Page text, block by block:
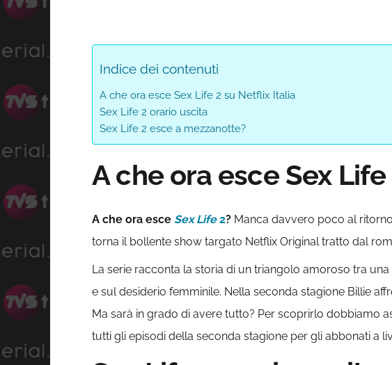
Indice dei contenuti
A che ora esce Sex Life 2 su Netflix Italia
Sex Life 2 orario uscita
Sex Life 2 esce a mezzanotte?
A che ora esce Sex
A che ora esce Sex Life2? Manca davvero poco al
torna il bollente show targato Netflix Original tratto dal
La serie racconta la storia di un triangolo amoroso tra
e sul desiderio femminile. Nella seconda stagione Billie
Ma sarà in grado di avere tutto? Per scoprirlo dobbiamo
tutti gli episodi della seconda stagione per gli abbonati a